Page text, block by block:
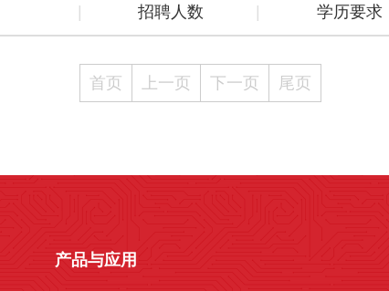
招聘人数 学历要求
首页 上一页 下一页 尾页
产品与应用